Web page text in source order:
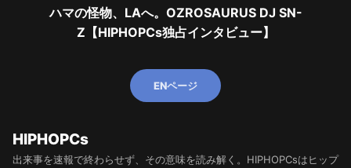
ハマの怪物、LAへ。OZROSAURUS DJ SN-
Z【HIPHOPCs独占インタビュー】
ENページ
HIPHOPCs
出来事を速報で終わらせず、その意味を読み解く。HIPHOPCsはヒップ